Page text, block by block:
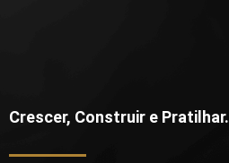
Crescer, Construir e Pratilhar.